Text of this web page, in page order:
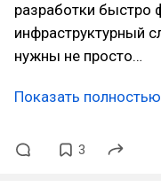
разработки быстро
инфраструктурный
нужны не просто…
Показать полностью
3